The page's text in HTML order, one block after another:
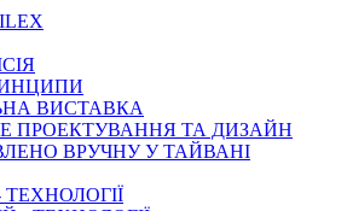
ВИСТАВКА
ПРОЕКТУВАННЯ ТА ДИЗАЙН
ВРУЧНУ У ТАЙВАНІ